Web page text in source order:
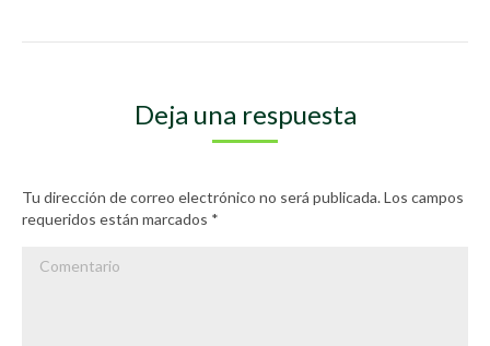
Deja una respuesta
Tu dirección de correo electrónico no será publicada. Los campos
requeridos están marcados *
Comentario